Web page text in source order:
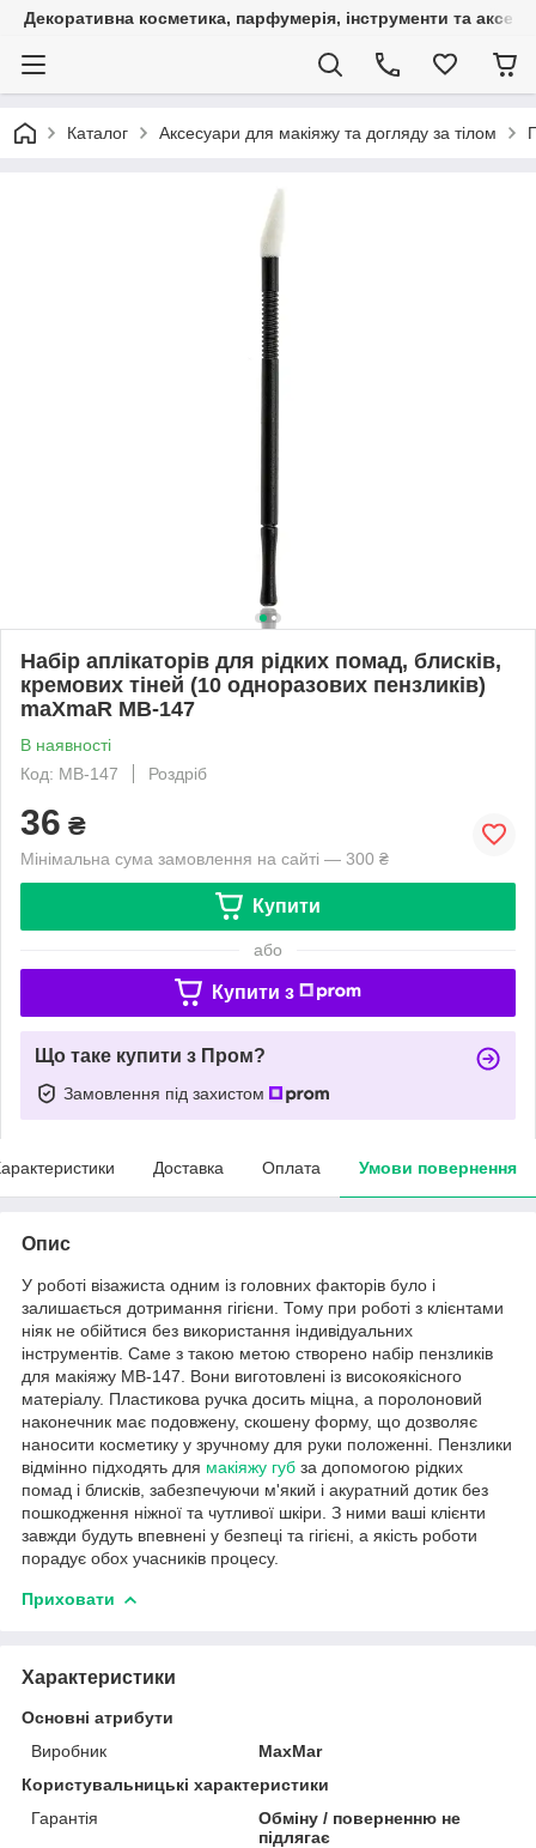
Декоративна косметика, парфумерія, інструменти та
Каталог Аксесуари для макіяжу та догляду за тілом
Набір аплікаторів для рідких помад, блисків,
кремових тіней (10 одноразових пензликів)
maXmaR MB-147
В наявності
Код: MB-147
Роздріб
36 ₴
Мінімальна сума замовлення на сайті — 300 ₴
Купити
або
Купити з
Що таке купити з Пром?
Замовлення під захистом
Доставка Оплата Умови повернення
Опис
У роботі візажиста одним із головних факторів було і
залишається дотримання гігієни. Тому при роботі з клієнтами
ніяк не обійтися без використання індивідуальних
інструментів. Саме з такою метою створено набір пензликів
для макіяжу MB-147. Вони виготовлені із високоякісного
матеріалу. Пластикова ручка досить міцна, а поролоновий
наконечник має подовжену, скошену форму, що дозволяє
наносити косметику у зручному для руки положенні. Пензлики
відмінно підходять для макіяжу губ за допомогою рідких
помад і блисків, забезпечуючи м'який і акуратний дотик без
пошкодження ніжної та чутливої шкіри. З ними ваші клієнти
завжди будуть впевнені у безпеці та гігієні, а якість роботи
порадує обох учасників процесу.
Приховати
Характеристики
Основні атрибути
Виробник
MaxMar
Користувальницькі характеристики
Гарантія
Обміну / поверненню не
підлягає